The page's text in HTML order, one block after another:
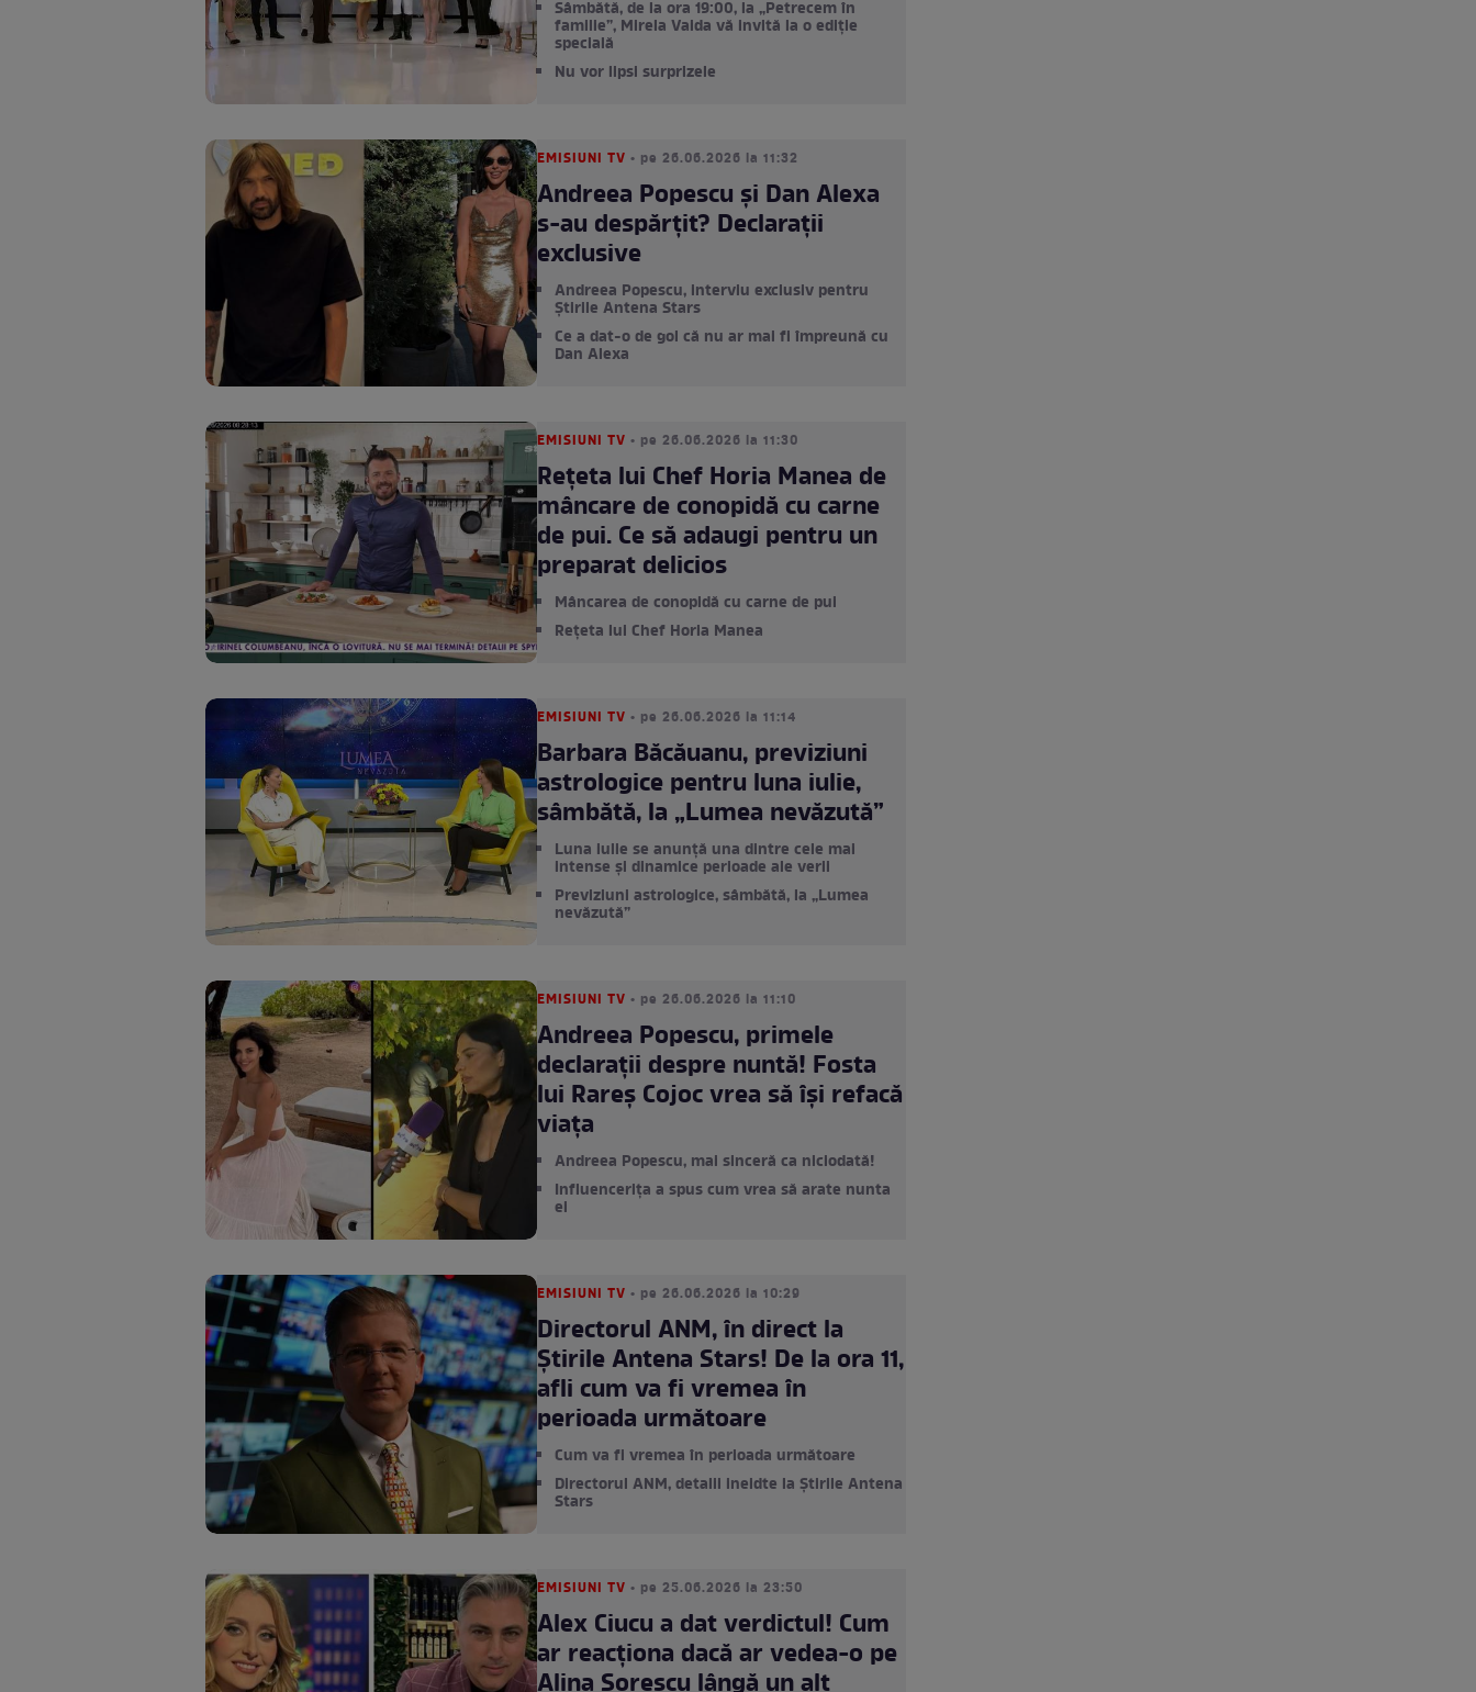
Sâmbătă, de la ora 19:00, la „Petrecem în
familie”, Mirela Vaida vă invită la o ediție
specială
Nu vor lipsi surprizele
EMISIUNI TV • pe 26.06.2026 la 11:32
Andreea Popescu și Dan Alexa
s-au despărțit? Declarații
exclusive
Andreea Popescu, interviu exclusiv pentru
Știrile Antena Stars
Ce a dat-o de gol că nu ar mai fi împreună cu
Dan Alexa
EMISIUNI TV • pe 26.06.2026 la 11:30
Rețeta lui Chef Horia Manea de
mâncare de conopidă cu carne
de pui. Ce să adaugi pentru un
preparat delicios
Mâncarea de conopidă cu carne de pui
Rețeta lui Chef Horia Manea
EMISIUNI TV • pe 26.06.2026 la 11:14
Barbara Băcăuanu, previziuni
astrologice pentru luna iulie,
sâmbătă, la „Lumea nevăzută”
Luna iulie se anunță una dintre cele mai
intense și dinamice perioade ale verii
Previziuni astrologice, sâmbătă, la „Lumea
nevăzută”
EMISIUNI TV • pe 26.06.2026 la 11:10
Andreea Popescu, primele
declarații despre nuntă! Fosta
lui Rareș Cojoc vrea să își refacă
viața
Andreea Popescu, mai sinceră ca niciodată!
Influencerița a spus cum vrea să arate nunta
ei
EMISIUNI TV • pe 26.06.2026 la 10:29
Directorul ANM, în direct la
Știrile Antena Stars! De la ora 11,
afli cum va fi vremea în
perioada următoare
Cum va fi vremea în perioada următoare
Directorul ANM, detalii ineidte la Știrile Antena
Stars
EMISIUNI TV • pe 25.06.2026 la 23:50
Alex Ciucu a dat verdictul! Cum
ar reacționa dacă ar vedea-o pe